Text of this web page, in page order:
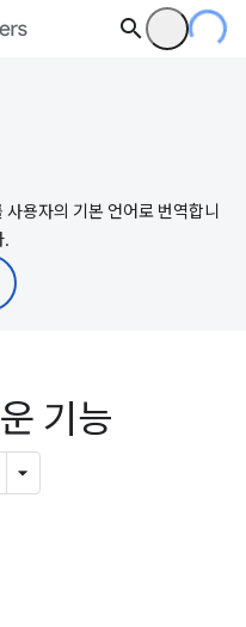
용자의 기본 언어로 번역합니
.
기능